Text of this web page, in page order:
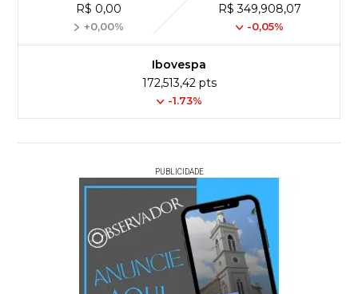
R$ 0,00
+0,00%
R$ 349,908,07
-0,05%
Ibovespa
172,513,42 pts
-1.73%
PUBLICIDADE